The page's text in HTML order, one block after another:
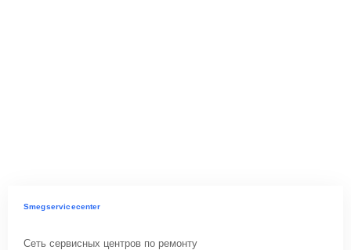
Smegservicecenter
Сеть сервисных центров по ремонту